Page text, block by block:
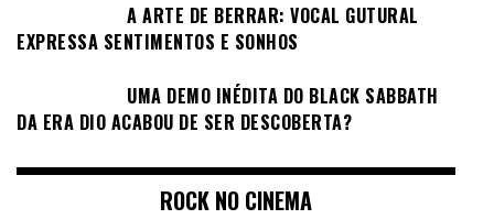
A ARTE DE BERRAR: VOCAL GUTURAL
EXPRESSA SENTIMENTOS E SONHOS
UMA DEMO INÉDITA DO BLACK SABBATH
DA ERA DIO ACABOU DE SER DESCOBERTA?
ROCK NO CINEMA